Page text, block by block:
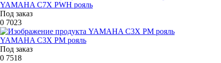
YAMAHA C7X PWH рояль
Под заказ
0 7023
YAMAHA C3X PM рояль
Под заказ
0 7518